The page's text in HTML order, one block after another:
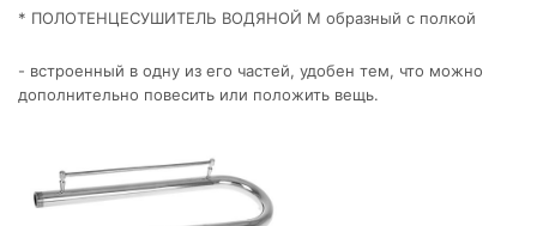
* ПОЛОТЕНЦЕСУШИТЕЛЬ ВОДЯНОЙ М образный с полкой
- встроенный в одну из его частей, удобен тем, что можно
дополнительно повесить или положить вещь.